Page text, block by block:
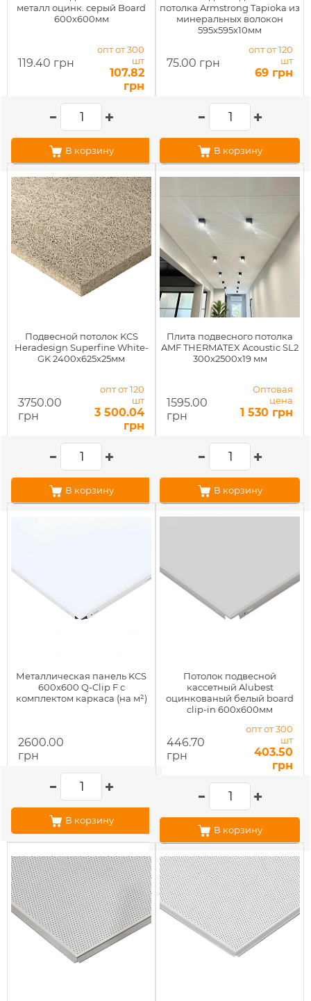
металл оцинк. серый Board
600х600мм
119.40 грн
опт от 300
шт
107.82
грн
В корзину
потолка Armstrong Tapioka из
минеральных волокон
595x595x10мм
75.00 грн
опт от 120
шт
69 грн
В корзину
Подвесной потолок KCS
Heradesign Superfine White-
GK 2400x625x25мм
3750.00
грн
опт от 120
шт
3 500.04
грн
В корзину
Плита подвесного потолка
AMF THERMATEX Acoustic SL2
300x2500х19 мм
1595.00
грн
Оптовая
цена
1 530 грн
В корзину
Металлическая панель KCS
600x600 Q-Clip F с
комплектом каркаса (на м²)
2600.00
грн
В корзину
Потолок подвесной
кассетный Alubest
оцинкованый белый board
clip-in 600х600мм
446.70
грн
опт от 300
шт
403.50
грн
В корзину